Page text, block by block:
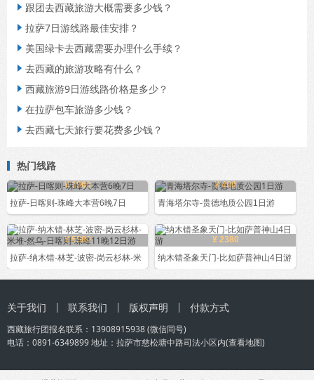
 跟团去西藏旅游大概需要多少钱？
 拉萨7日游线路最佳安排？
 美国绿卡去西藏需要办理什么手续？
 去西藏的旅游攻略有什么？
 西藏旅游9日游线路价格是多少？
 在拉萨包车旅游多少钱？
 去西藏七天旅行要花费多少钱？
热门线路
¥ 1960
拉萨-日喀则-珠峰大本营6晚7日
¥ 490
青海塔尔寺-贵德地质公园1日游
¥ 5580
拉萨-纳木错-林芝-波密-岗云杉林-米
¥ 2380
纳木错圣象天门-比如萨普神山4日游
关于我们 联系我们 版权声明 付款方式
西藏旅行团报名联系： 13908915938(微信同号)
电话：0891-6349899 地址：拉萨市慈松塘中路司法小区内(查看地图)